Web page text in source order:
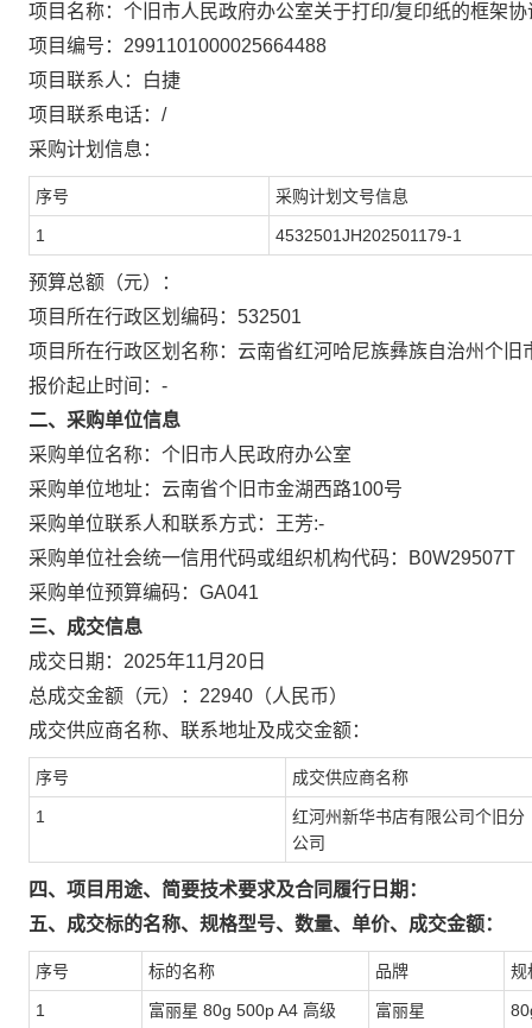
项目名称： 个旧市人民政府办公室关于打印/复印纸的框架
项目编号： 2991101000025664488
项目联系人：
白捷
项目联系电话： /
采购计划信息：
序号 采购计划文号信息
1 4532501JH202501179-1
预算总额（元）：
项目所在行政区划编码： 532501
项目所在行政区划名称： 云南省红河哈尼族彝族自治州个旧
报价起止时间：-
二、采购单位信息
采购单位名称： 个旧市人民政府办公室
采购单位地址： 云南省个旧市金湖西路100号
采购单位联系人和联系方式：
王芳:-
采购单位社会统一信用代码或组织机构代码：
B0W29507T
采购单位预算编码： GA041
三、成交信息
成交日期： 2025年11月20日
总成交金额（元）： 22940 （人民币）
成交供应商名称、联系地址及成交金额：
序号 成交供应商名称
1
红河州新华书店有限公司个旧分
公司
四、项目用途、简要技术要求及合同履行日期：
五、成交标的名称、规格型号、数量、单价、成交金额：
序号 标的名称 品牌 规
1 富丽星 80g 500p A4 高级 富丽星